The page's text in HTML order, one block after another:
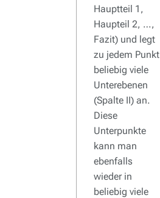
Hauptteil 1,
Haupteil 2, …,
Fazit) und legt
zu jedem Punkt
beliebig viele
Unterebenen
(Spalte II) an.
Diese
Unterpunkte
kann man
ebenfalls
wieder in
beliebig viele